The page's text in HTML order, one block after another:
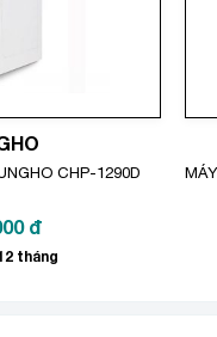
CHP-1290D
đ
tháng